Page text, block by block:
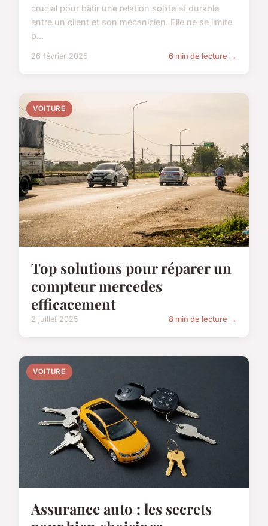
crucial pour bâtir une relation solide et durable
entre un client et son mécanicien. Elle ne se limite
p...
26 février 2025 6 min de lecture →
VOITURE
Top solutions pour réparer un
compteur mercedes
efficacement
2 juillet 2025 8 min de lecture →
VOITURE
Assurance auto : les secrets